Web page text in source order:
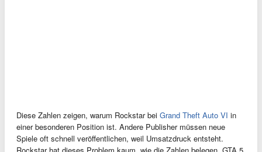
Diese Zahlen zeigen, warum Rockstar bei Grand Theft Auto VI in
einer besonderen Position ist. Andere Publisher müssen neue
Spiele oft schnell veröffentlichen, weil Umsatzdruck entsteht.